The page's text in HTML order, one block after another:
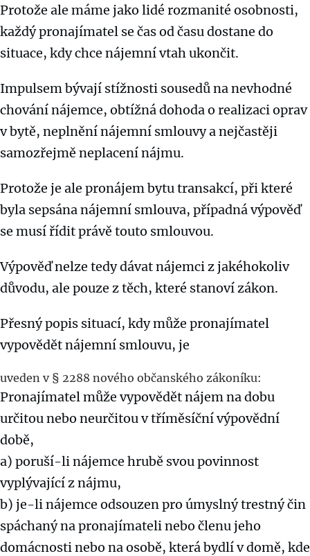
Protože ale máme jako lidé rozmanité osobnosti,
každý pronajímatel se čas od času dostane do
situace, kdy chce nájemní vtah ukončit.
Impulsem bývají stížnosti sousedů na nevhodné
chování nájemce, obtížná dohoda o realizaci oprav
v bytě, neplnění nájemní smlouvy a nejčastěji
samozřejmě neplacení nájmu.
Protože je ale pronájem bytu transakcí, při které
byla sepsána nájemní smlouva, případná výpověď
se musí řídit právě touto smlouvou.
Výpověď nelze tedy dávat nájemci z jakéhokoliv
důvodu, ale pouze z těch, které stanoví zákon.
Přesný popis situací, kdy může pronajímatel
vypovědět nájemní smlouvu, je
uveden v § 2288 nového občanského zákoníku:
Pronajímatel může vypovědět nájem na dobu
určitou nebo neurčitou v tříměsíční výpovědní
době,
a) poruší-li nájemce hrubě svou povinnost
vyplývající z nájmu,
b) je-li nájemce odsouzen pro úmyslný trestný čin
spáchaný na pronajímateli nebo členu jeho
domácnosti nebo na osobě, která bydlí v domě, kde